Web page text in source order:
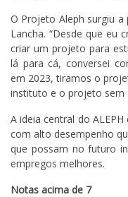
O Projeto Aleph surgiu a
Lancha. “Desde que eu
criar um projeto para
lá para cá, conversei
em 2023, tiramos o
instituto e o projeto sem
A ideia central do
com alto desempenho
que possam no futuro
empregos melhores.
Notas acima de 7